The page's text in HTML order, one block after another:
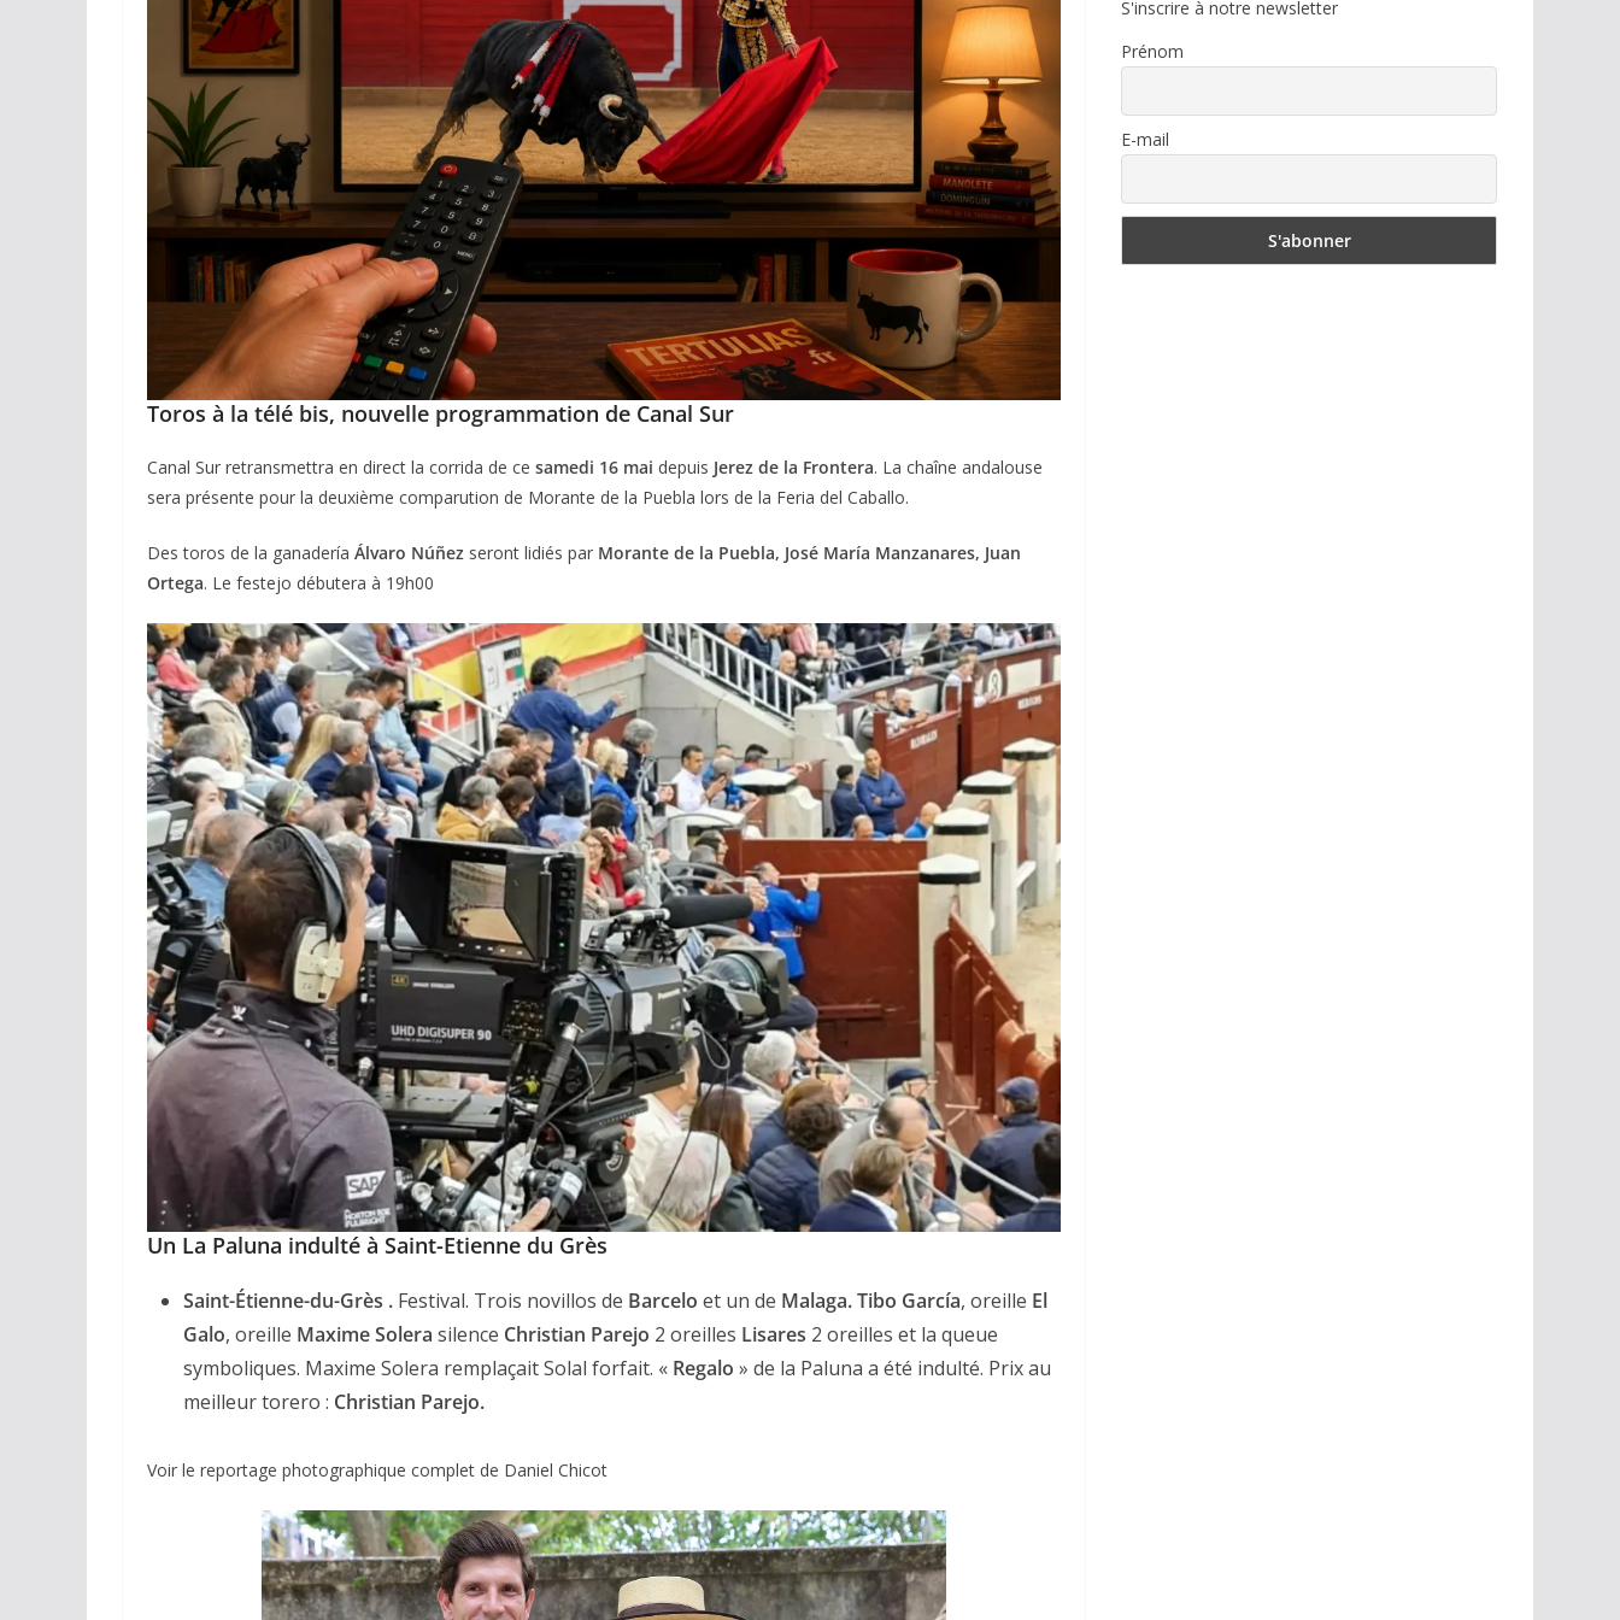
Toros à la télé bis, nouvelle programmation de Canal Sur
Canal Sur retransmettra en direct la corrida de ce samedi 16 mai depuis Jerez de la Frontera. La chaîne andalouse
sera présente pour la deuxième comparution de Morante de la Puebla lors de la Feria del Caballo.
Des toros de la ganadería Álvaro Núñez seront lidiés par Morante de la Puebla, José María Manzanares, Juan
Ortega. Le festejo débutera à 19h00
Un La Paluna indulté à Saint-Etienne du Grès
Saint-Étienne-du-Grès . Festival. Trois novillos de Barcelo et un de Malaga. Tibo García, oreille El
Galo, oreille Maxime Solera silence Christian Parejo 2 oreilles Lisares 2 oreilles et la queue
symboliques. Maxime Solera remplaçait Solal forfait. « Regalo » de la Paluna a été indulté. Prix au
meilleur torero : Christian Parejo.
Voir le reportage photographique complet de Daniel Chicot
S'inscrire à notre newsletter
Prénom
E-mail